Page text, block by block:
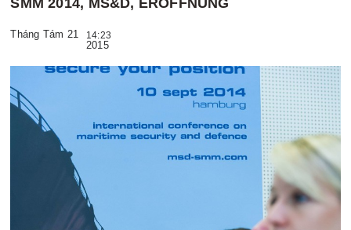
SMM 2014, MS&D, ERÖFFNUNG
Tháng Tám 21 14:23
2015